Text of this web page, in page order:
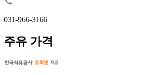
031-966-3166
주유 가격